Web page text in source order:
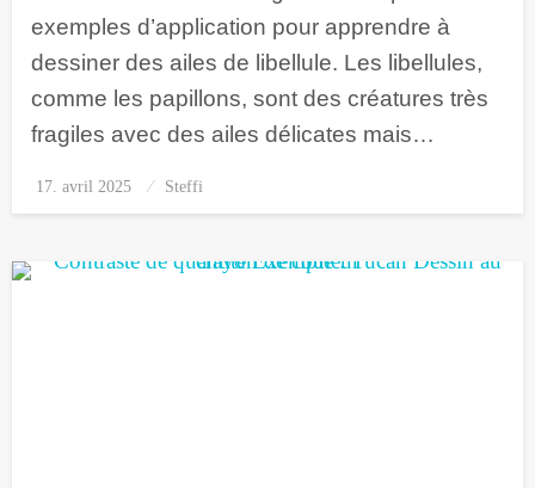
exemples d’application pour apprendre à
dessiner des ailes de libellule. Les libellules,
comme les papillons, sont des créatures très
fragiles avec des ailes délicates mais…
Posted
on
17. avril 2025 Steffi